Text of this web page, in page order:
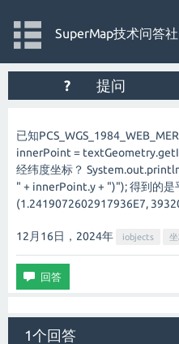
SuperMap技术问答
? 提问
已知
innerPoint =
经纬度坐标？
" + innerPoint.y + ")"); 得到的是
(1.2419072602917936E7,
12月16日，2024年 iobjects
1个回答